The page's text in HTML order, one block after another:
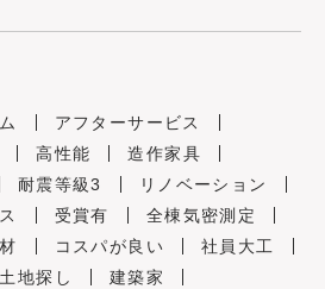
アフターサービス
高性能
造作家具
耐震等級3
リノベーション
受賞有
全棟気密測定
コスパが良い
社員大工
土地探し
建築家